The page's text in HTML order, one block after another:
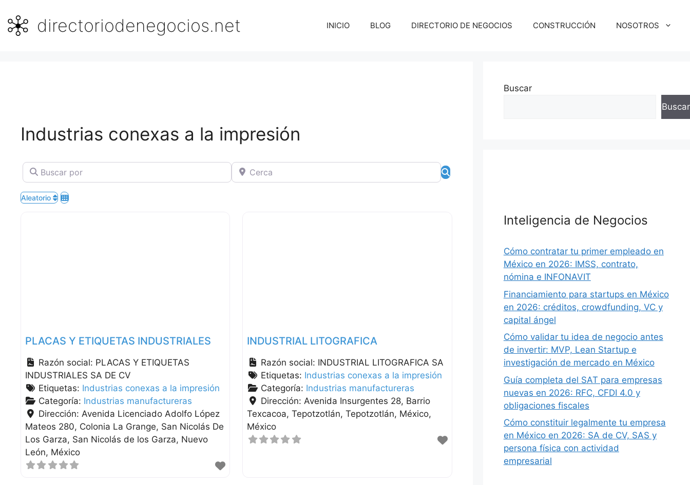
contenidodirectoriodenegocios.net INICIO BLOG DIRECTORIO DE NEGOCIOS CONSTRUCCIÓN NOSOTROS
Industrias conexas a la impresión
Buscar por Cerca Búsqueda
Aleatorio
PLACAS Y ETIQUETAS INDUSTRIALES
Razón social: PLACAS Y ETIQUETAS
INDUSTRIALES SA DE CV
Etiquetas: Industrias conexas a la impresión
Categoría: Industrias manufactureras
Dirección: Avenida Licenciado Adolfo López
Mateos 280, Colonia La Grange, San Nicolás De
Los Garza San Nicolás de los Garza Nuevo
León México
INDUSTRIAL LITOGRAFICA
Razón social: INDUSTRIAL LITOGRAFICA SA
Etiquetas: Industrias conexas a la impresión
Categoría: Industrias manufactureras
Dirección: Avenida Insurgentes 28, Barrio
Texcacoa, Tepotzotlán Tepotzotlán México
México
Buscar
Buscar
Inteligencia de Negocios
Cómo contratar tu primer empleado en
México en 2026: IMSS, contrato,
nómina e INFONAVIT
Financiamiento para startups en México
en 2026: créditos, crowdfunding, VC y
capital ángel
Cómo validar tu idea de negocio antes
de invertir: MVP, Lean Startup e
investigación de mercado en México
Guía completa del SAT para empresas
nuevas en 2026: RFC, CFDI 4.0 y
obligaciones fiscales
Cómo constituir legalmente tu empresa
en México en 2026: SA de CV, SAS y
persona física con actividad
empresarial